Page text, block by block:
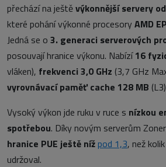
přechází na ještěvýkonnější servery
které pohání výkonné procesory AMD
Jedná se o 3. generaci serverových
posouvají hranice výkonu. Nabízí16
vláken), frekvenci 3,0 GHz (3,7 GHz
vyrovnávací paměť cache 128 MB
Vysoký výkon jde ruku v ruce s nízkou
spotřebou. Díky novým serverům
hranice PUE ještě nížpod 1,3, než
udržoval.